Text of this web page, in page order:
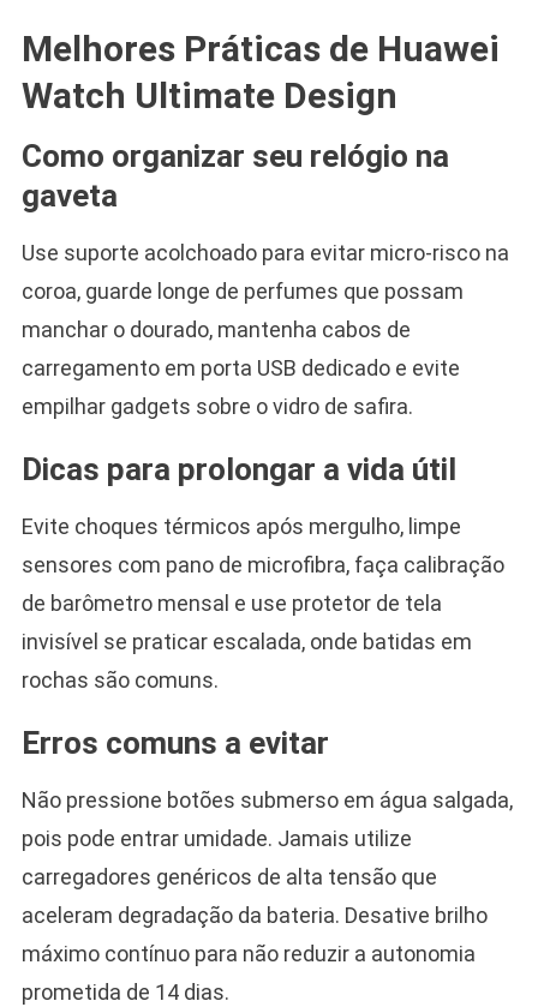
Melhores Práticas de Huawei
Watch Ultimate Design
Como organizar seu relógio na
gaveta
Use suporte acolchoado para evitar micro-risco na
coroa, guarde longe de perfumes que possam
manchar o dourado, mantenha cabos de
carregamento em porta USB dedicado e evite
empilhar gadgets sobre o vidro de safira.
Dicas para prolongar a vida útil
Evite choques térmicos após mergulho, limpe
sensores com pano de microfibra, faça calibração
de barômetro mensal e use protetor de tela
invisível se praticar escalada, onde batidas em
rochas são comuns.
Erros comuns a evitar
Não pressione botões submerso em água salgada,
pois pode entrar umidade. Jamais utilize
carregadores genéricos de alta tensão que
aceleram degradação da bateria. Desative brilho
máximo contínuo para não reduzir a autonomia
prometida de 14 dias.